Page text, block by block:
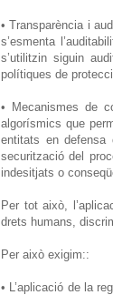
• Transparència i
s’esmenta
s’utilitzin siguin
polítiques de
• Mecanismes de
algorísmics que
entitats en defensa
securització del
indesitjats o
Per tot això,
drets humans,
Per això exigim::
• L’aplicació de la